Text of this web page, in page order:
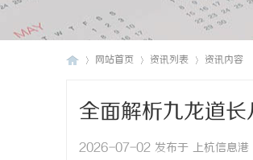
网站首页 资讯列表 资讯内容
全面解析九龙道
2026-07-02 发布于 上杭信息港